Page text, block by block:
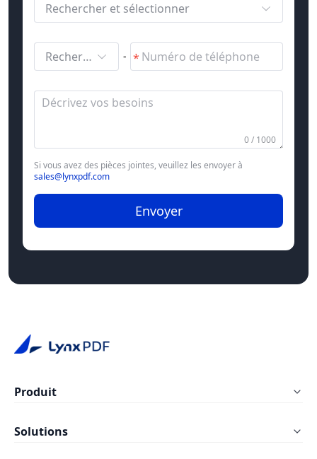
Rechercher et sélectionner
Rechercher et sélectionner -
0 / 1000
Si vous avez des pièces jointes, veuillez les envoyer à
sales@lynxpdf.com
Envoyer
Produit
Solutions